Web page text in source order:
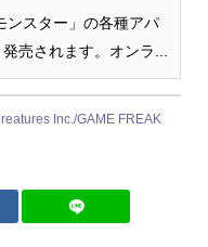
ンスター」の各種アパ
売されます。オンラ...
Inc./GAME FREAK